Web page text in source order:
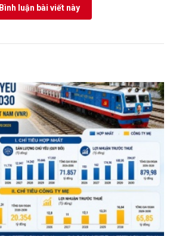
Bình luận bài viết này